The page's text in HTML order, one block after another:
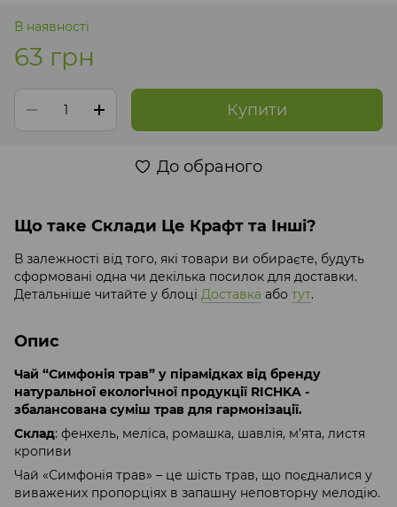
В наявності
63 грн
Купити
До обраного
Що таке Склади Це Крафт та Інші?
В залежності від того, які товари ви обираєте, будуть
сформовані одна чи декілька посилок для доставки.
Детальніше читайте у блоці Доставка або тут.
Опис
Чай “Симфонія трав” у пірамідках від бренду
натуральної екологічної продукції RICHKA -
збалансована суміш трав для гармонізації.
Склад: фенхель, меліса, ромашка, шавлія, м’ята, листя
кропиви
Чай «Симфонія трав» – це шість трав, що поєдналися у
виважених пропорціях в запашну неповторну мелодію.